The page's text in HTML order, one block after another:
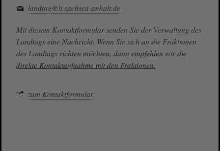
landtag@lt.sachsen-anhalt.de
Mit diesem Kontaktformular senden Sie der Verwaltung des
Landtags eine Nachricht. Wenn Sie sich an die Fraktionen
des Landtags richten möchten, dann empfehlen wir die
direkte Kontaktaufnahme mit den Fraktionen.
zum Kontaktformular